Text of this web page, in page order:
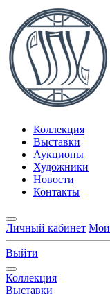
Коллекция
Выставки
Аукционы
Художники
Новости
Контакты
Личный кабинет Мои
Выйти
Коллекция
Выставки